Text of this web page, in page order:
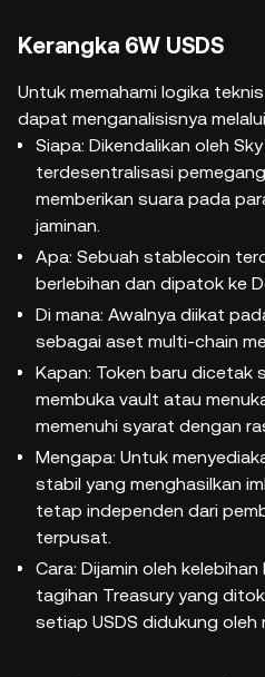
Kerangka 6W USDS
Untuk memahami logika
dapat menganalisisnya
Siapa: Dikendalikan oleh
terdesentralisasi
memberikan suara pada
jaminan.
Apa: Sebuah stablecoin
berlebihan dan dipatok ke
Di mana: Awalnya diikat
sebagai aset multi-chain
Kapan: Token baru dicetak
membuka vault atau
memenuhi syarat dengan
Mengapa: Untuk
stabil yang menghasilkan
tetap independen dari
terpusat.
Cara: Dijamin oleh
tagihan Treasury yang
setiap USDS didukung oleh